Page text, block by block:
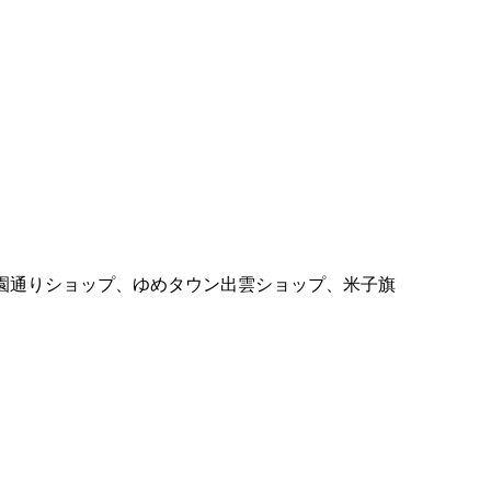
りショップ、ゆめタウン出雲ショップ、米子旗